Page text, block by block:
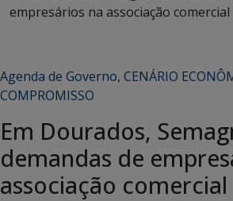
empresários na associação comercial
Agenda de Governo, CENÁRIO
COMPROMISSO
Em Dourados,
demandas de
associação comercial